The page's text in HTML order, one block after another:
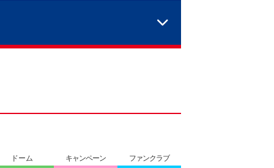
ドーム キャンペーン ファンクラブ